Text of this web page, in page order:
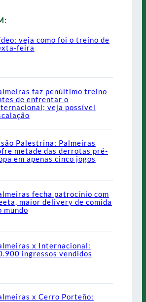
veja como foi o treino de
feira
faz penúltimo treino
de enfrentar o
veja possível
Palestrina: Palmeiras
metade das derrotas pré-
em apenas cinco jogos
fecha patrocínio com
maior delivery de comida
mundo
x Internacional:
ingressos vendidos
x Cerro Porteño: